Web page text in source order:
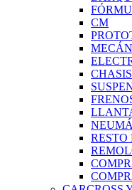
CM
RESTO